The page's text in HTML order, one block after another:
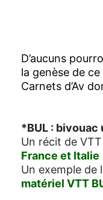
D’aucuns
la genèse de
Carnets d’Av
*BUL : bivouac
Un récit de VTT
France et Italie
Un exemple de
matériel VTT